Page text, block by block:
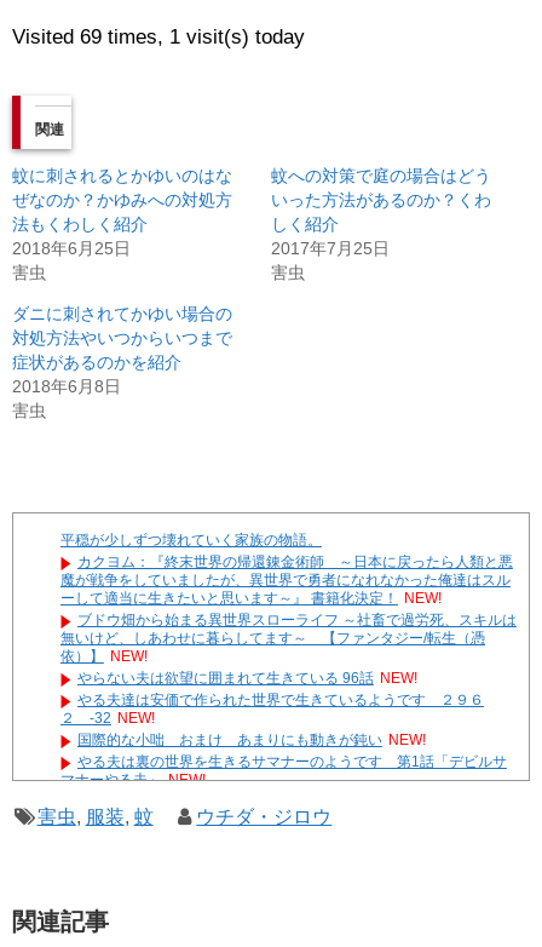
Visited 69 times, 1 visit(s) today
関連
蚊に刺されるとかゆいのはな
ぜなのか？かゆみへの対処方
法もくわしく紹介
2018年6月25日
害虫
蚊への対策で庭の場合はどう
いった方法があるのか？くわ
しく紹介
2017年7月25日
害虫
ダニに刺されてかゆい場合の
対処方法やいつからいつまで
症状があるのかを紹介
2018年6月8日
害虫
平穏が少しずつ壊れていく家族の物語。
カクヨム：『終末世界の帰還錬金術師 ～日本に戻ったら人類と悪
魔が戦争をしていましたが、異世界で勇者になれなかった俺達はスル
ーして適当に生きたいと思います～』 書籍化決定！
NEW!
ブドウ畑から始まる異世界スローライフ ～社畜で過労死、スキルは
無いけど、しあわせに暮らしてます～ 【ファンタジー/転生（憑
依）】
NEW!
やらない夫は欲望に囲まれて生きている 96話 NEW!
やる夫達は安価で作られた世界で生きているようです ２９６
２ -32 NEW!
国際的な小咄 おまけ あまりにも動きが鈍い NEW!
やる夫は裏の世界を生きるサマナーのようです 第1話「デビルサ
マナーやる夫」 NEW!
KataGo先生と最強のスローライフを目指したい
害虫, 服装, 蚊 ウチダ・ジロウ
関連記事